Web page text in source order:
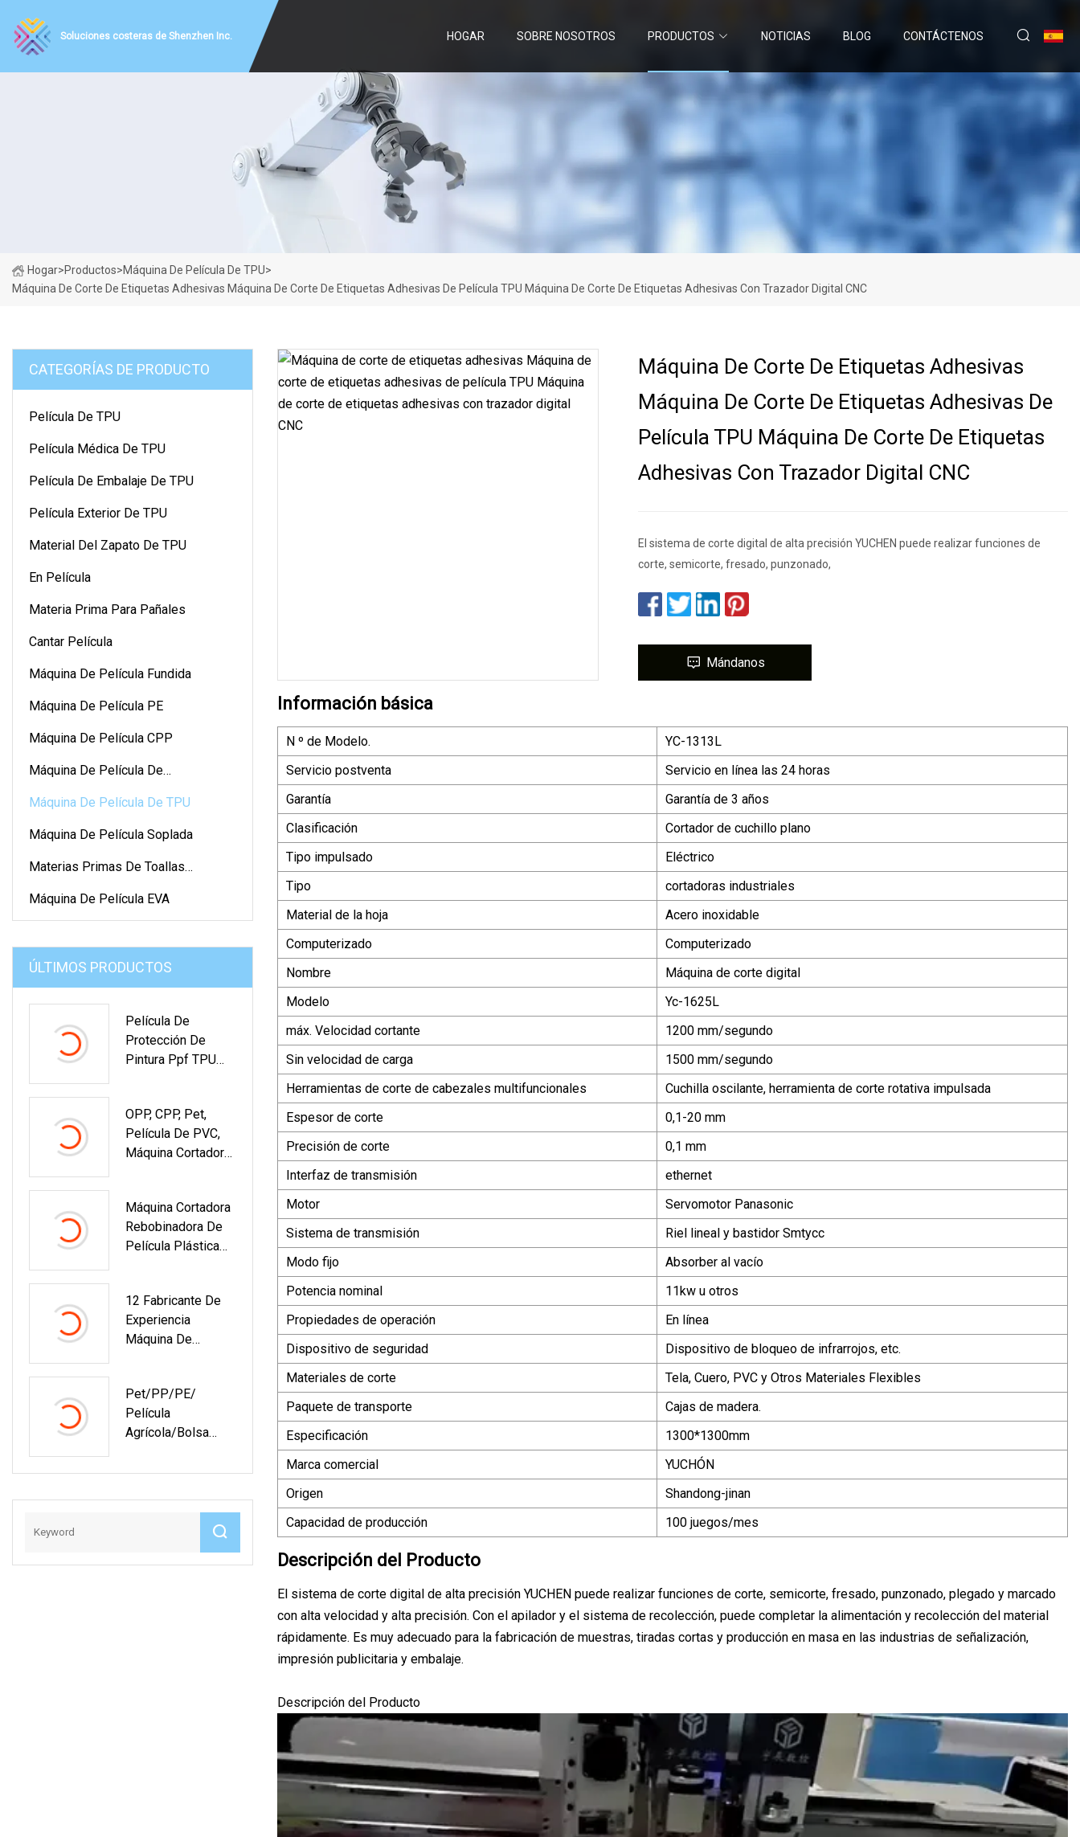
Soluciones costeras de Shenzhen Inc. HOGAR SOBRE NOSOTROS PRODUCTOS NOTICIAS BLOG CONTÁCTENOS
Hogar>Productos>Máquina De Película De TPU>
Máquina De Corte De Etiquetas Adhesivas Máquina De Corte De Etiquetas Adhesivas De Película TPU Máquina De Corte De Etiquetas Adhesivas Con Trazador Digital CNC
CATEGORÍAS DE PRODUCTO
Película De TPU
Película Médica De TPU
Película De Embalaje De TPU
Película Exterior De TPU
Material Del Zapato De TPU
En Película
Materia Prima Para Pañales
Cantar Película
Máquina De Película Fundida
Máquina De Película PE
Máquina De Película CPP
Máquina De Película De
Máquina De Película De TPU
Máquina De Película Soplada
Materias Primas De Toallas
Máquina De Película EVA
ÚLTIMOS PRODUCTOS
Película De
Protección De
Pintura Ppf TPU
OPP, CPP, Pet,
Película De PVC,
Máquina Cortadora
Máquina Cortadora
Rebobinadora De
Película Plástica
12 Fabricante De
Experiencia
Máquina De
Intermedia De
Encapsulación
Solar EVA Poe
Automática
Pet/PP/PE/
Película
Agrícola/Bolsa
Botella/Grupos/Tab
Plástico Lavadora
Máquina De Corte De Etiquetas Adhesivas
Máquina De Corte De Etiquetas Adhesivas De
Película TPU Máquina De Corte De Etiquetas
Adhesivas Con Trazador Digital CNC
El sistema de corte digital de alta precisión YUCHEN puede realizar funciones de
corte, semicorte, fresado, punzonado,
Mándanos
Información básica
N º de Modelo.
YC-1313L
Servicio postventa
Servicio en línea las 24 horas
Garantía
Garantía de 3 años
Clasificación
Cortador de cuchillo plano
Tipo impulsado
Eléctrico
Tipo
cortadoras industriales
Material de la hoja
Acero inoxidable
Computerizado
Computerizado
Nombre
Máquina de corte digital
Modelo
Yc-1625L
máx. Velocidad cortante
1200 mm/segundo
Sin velocidad de carga
1500 mm/segundo
Herramientas de corte de cabezales multifuncionales
Cuchilla oscilante, herramienta de corte rotativa impulsada
Espesor de corte
0,1-20 mm
Precisión de corte
0,1 mm
Interfaz de transmisión
ethernet
Motor
Servomotor Panasonic
Sistema de transmisión
Riel lineal y bastidor Smtycc
Modo fijo
Absorber al vacío
Potencia nominal
11kw u otros
Propiedades de operación
En línea
Dispositivo de seguridad
Dispositivo de bloqueo de infrarrojos, etc.
Materiales de corte
Tela, Cuero, PVC y Otros Materiales Flexibles
Paquete de transporte
Cajas de madera.
Especificación
1300*1300mm
Marca comercial
YUCHÓN
Origen
Shandong-jinan
Capacidad de producción
100 juegos/mes
Descripción del Producto
El sistema de corte digital de alta precisión YUCHEN puede realizar funciones de corte, semicorte, fresado, punzonado, plegado y marcado
con alta velocidad y alta precisión. Con el apilador y el sistema de recolección, puede completar la alimentación y recolección del material
rápidamente. Es muy adecuado para la fabricación de muestras, tiradas cortas y producción en masa en las industrias de señalización,
impresión publicitaria y embalaje.
Descripción del Producto